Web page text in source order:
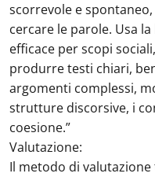
scorrevole e
cercare le parole. Usa
efficace per scopi
produrre testi chiari,
argomenti complessi,
strutture discorsive, i
coesione.”
Valutazione:
Il metodo di